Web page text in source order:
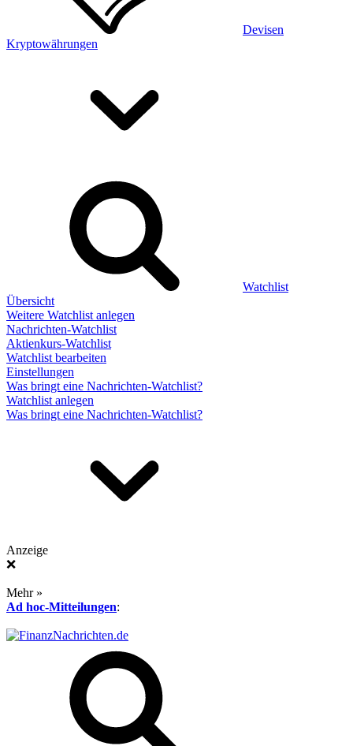
Devisen
Kryptowährungen
Watchlist
Übersicht
Weitere Watchlist anlegen
Nachrichten-Watchlist
Aktienkurs-Watchlist
Watchlist bearbeiten
Einstellungen
Was bringt eine Nachrichten-Watchlist?
Watchlist anlegen
Was bringt eine Nachrichten-Watchlist?
Anzeige
❌
Mehr »
Ad hoc-Mitteilungen: